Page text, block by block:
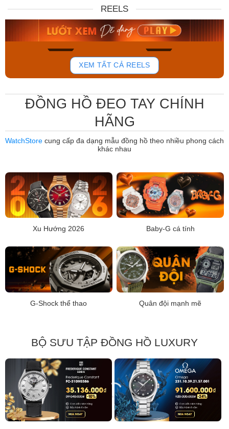
REELS
764
Mua ngay Mua ngay
XEM TẤT CẢ REELS
ĐỒNG HỒ ĐEO TAY CHÍNH
HÃNG
WatchStore cung cấp đa dạng mẫu đồng hồ theo nhiều phong cách
khác nhau
Xu Hướng 2026 Baby-G cá tính
G-Shock thể thao Quân đội mạnh mẽ
BỘ SƯU TẬP ĐỒNG HỒ LUXURY